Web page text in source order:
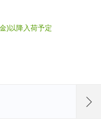
)以降入荷予定